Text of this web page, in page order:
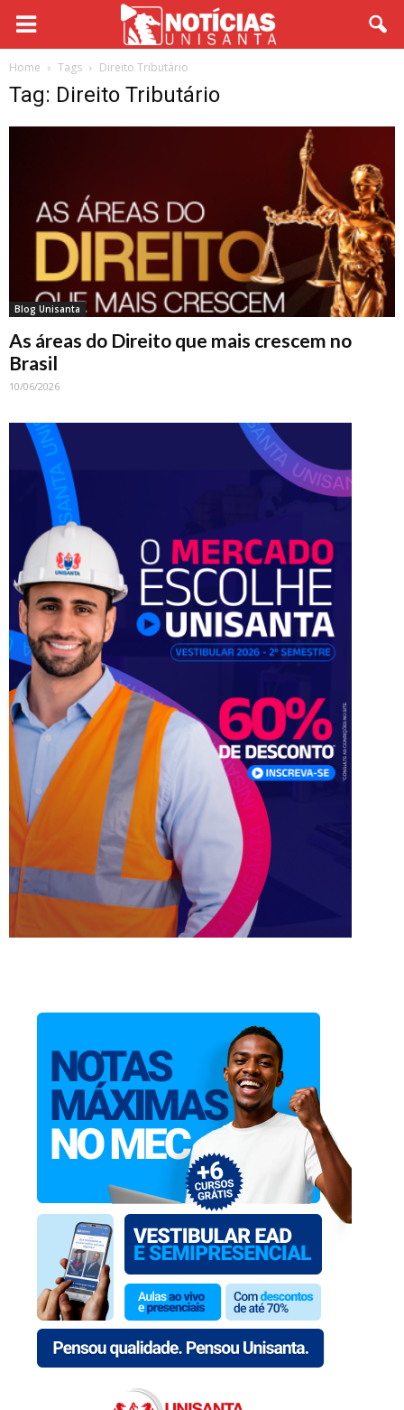
Home Tags Direito Tributário
Tag: Direito Tributário
Blog Unisanta
As áreas do Direito que mais crescem no
Brasil
10/06/2026